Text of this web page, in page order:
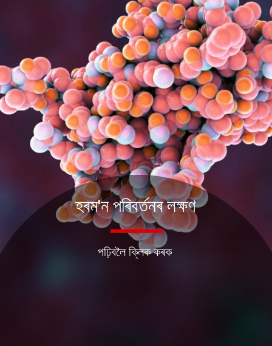
পঢ়িবলৈ ক্লিক কৰক
হৰম'ন পৰিবৰ্তনৰ লক্ষণ